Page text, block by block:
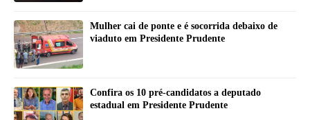
Mulher cai de ponte e é socorrida debaixo de
viaduto em Presidente Prudente
Confira os 10 pré-candidatos a deputado
estadual em Presidente Prudente